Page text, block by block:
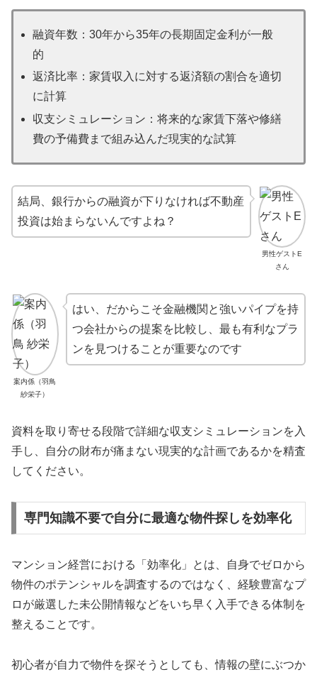
融資年数：30年から35年の長期固定金利が一般
的
返済比率：家賃収入に対する返済額の割合を適切
に計算
収支シミュレーション：将来的な家賃下落や修繕
費の予備費まで組み込んだ現実的な試算
男性ゲストE
さん
結局、銀行からの融資が下りなければ不動産
投資は始まらないんですよね？
案内係（羽鳥
紗栄子）
はい、だからこそ金融機関と強いパイプを持
つ会社からの提案を比較し、最も有利なプラ
ンを見つけることが重要なのです
資料を取り寄せる段階で詳細な収支シミュレーションを入
手し、自分の財布が痛まない現実的な計画であるかを精査
してください。
専門知識不要で自分に最適な物件探しを効率化
マンション経営における「効率化」とは、自身でゼロから
物件のポテンシャルを調査するのではなく、経験豊富なプ
ロが厳選した未公開情報などをいち早く入手できる体制を
整えることです。
初心者が自力で物件を探そうとしても、情報の壁にぶつか